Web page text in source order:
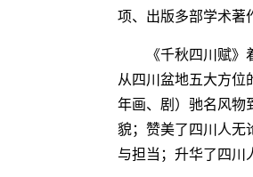
项、出版多部学术著
《千秋四川赋
从四川盆地五大方位
年画、剧）驰名风物
貌；赞美了四川人无
与担当；升华了四川